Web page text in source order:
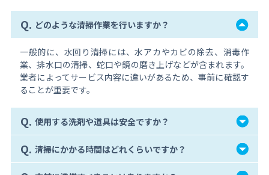
Q. どのような清掃作業を行いますか？
一般的に、水回り清掃には、水アカやカビの除去、消毒作
業、排水口の清掃、蛇口や鏡の磨き上げなどが含まれます。
業者によってサービス内容に違いがあるため、事前に確認す
ることが重要です。
Q. 使用する洗剤や道具は安全ですか？
Q. 清掃にかかる時間はどれくらいですか？